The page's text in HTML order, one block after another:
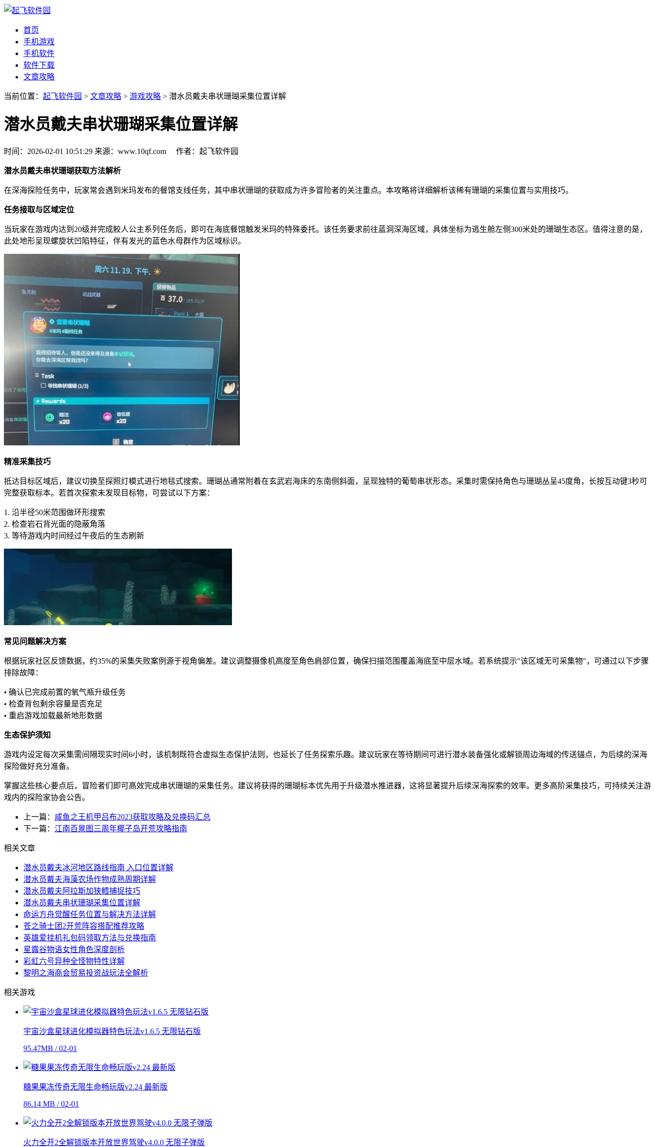
首页
手机游戏
手机软件
软件下载
文章攻略
当前位置： 起飞软件园 > 文章攻略 > 游戏攻略 > 潜水员戴夫串状珊瑚采集位置详解
潜水员戴夫串状珊瑚采集位置详解
时间：2026-02-01 10:51:29 来源：www.10qf.com 作者：起飞软件园
潜水员戴夫串状珊瑚获取方法解析
在深海探险任务中，玩家常会遇到米玛发布的餐馆支线任务，其中串状珊瑚的获取成为许多冒险者的关注重点。本攻略将详细解析该稀有珊瑚的采集位置与实用技巧。
任务接取与区域定位
当玩家在游戏内达到20级并完成鲛人公主系列任务后，即可在海底餐馆触发米玛的特殊委托。该任务要求前往蓝洞深海区域，具体坐标为逃生舱左侧300米处的珊瑚生态区。值得注意的是，
此处地形呈现螺旋状凹陷特征，伴有发光的蓝色水母群作为区域标识。
精准采集技巧
抵达目标区域后，建议切换至探照灯模式进行地毯式搜索。珊瑚丛通常附着在玄武岩海床的东南侧斜面，呈现独特的葡萄串状形态。采集时需保持角色与珊瑚丛呈45度角，长按互动键3秒可
完整获取标本。若首次探索未发现目标物，可尝试以下方案：
1. 沿半径50米范围做环形搜索
2. 检查岩石背光面的隐蔽角落
3. 等待游戏内时间经过午夜后的生态刷新
常见问题解决方案
根据玩家社区反馈数据，约35%的采集失败案例源于视角偏差。建议调整摄像机高度至角色肩部位置，确保扫描范围覆盖海底至中层水域。若系统提示"该区域无可采集物"，可通过以下步骤
排除故障：
• 确认已完成前置的氧气瓶升级任务
• 检查背包剩余容量是否充足
• 重启游戏加载最新地形数据
生态保护须知
游戏内设定每次采集需间隔现实时间6小时，该机制既符合虚拟生态保护法则，也延长了任务探索乐趣。建议玩家在等待期间可进行潜水装备强化或解锁周边海域的传送锚点，为后续的深海
探险做好充分准备。
掌握这些核心要点后，冒险者们即可高效完成串状珊瑚的采集任务。建议将获得的珊瑚标本优先用于升级潜水推进器，这将显著提升后续深海探索的效率。更多高阶采集技巧，可持续关注游
戏内的探险家协会公告。
上一篇： 咸鱼之王机甲吕布2023获取攻略及兑换码汇总
下一篇： 江南百景图三周年椰子岛开荒攻略指南
相关文章
潜水员戴夫冰河地区路线指南 入口位置详解
潜水员戴夫海藻农场作物成熟周期详解
潜水员戴夫阿拉斯加狭鳕捕捉技巧
潜水员戴夫串状珊瑚采集位置详解
命运方舟觉醒任务位置与解决方法详解
苍之骑士团2开荒阵容搭配推荐攻略
英雄爱挂机礼包码领取方法与兑换指南
星露谷物语女性角色深度剖析
彩虹六号异种全怪物特性详解
黎明之海商会贸易投资战玩法全解析
相关游戏
宇宙沙盒星球进化模拟器特色玩法v1.6.5 无限钻石版
95.47MB / 02-01
糖果果冻传奇无限生命畅玩版v2.24 最新版
86.14 MB / 02-01
火力全开2全解锁版本开放世界驾驶v4.0.0 无限子弹版